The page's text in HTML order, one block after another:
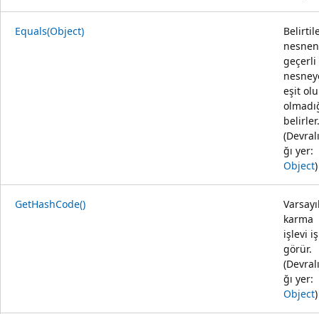
Equals(Object)
geçerli
eşit
belirler.
ğı yer:
Object)
GetHashCode()
karma
işlevi
görür.
ğı yer:
Object)